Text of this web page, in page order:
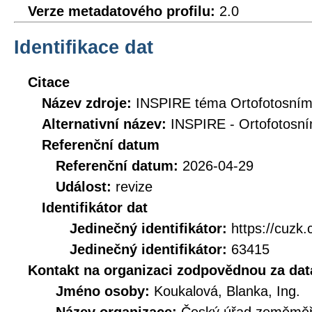
Verze metadatového profilu: 2.0
Identifikace dat
Citace
Název zdroje: INSPIRE téma
Alternativní název: INSPIRE -
Referenční datum
Referenční datum: 2026-04-29
Událost: revize
Identifikátor dat
Jedinečný identifikátor: https://
Jedinečný identifikátor: 63415
Kontakt na organizaci zodpovědnou za
Jméno osoby: Koukalová, Blanka, Ing.